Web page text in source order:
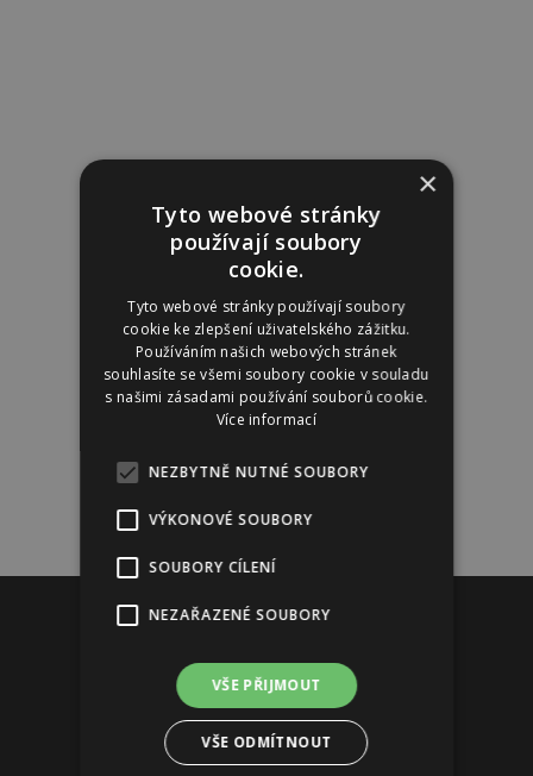
×
Tyto webové stránky
používají soubory
cookie.
Tyto webové stránky používají soubory
cookie ke zlepšení uživatelského zážitku.
Používáním našich webových stránek
souhlasíte se všemi soubory cookie v souladu
s našimi zásadami používání souborů cookie.
Více informací
NEZBYTNĚ NUTNÉ SOUBORY
VÝKONOVÉ SOUBORY
SOUBORY CÍLENÍ
NEZAŘAZENÉ SOUBORY
VŠE PŘIJMOUT
VŠE ODMÍTNOUT